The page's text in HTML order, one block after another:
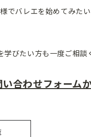
でバレエを始めてみた
学びたい方も一度ご相談
合わせフォーム